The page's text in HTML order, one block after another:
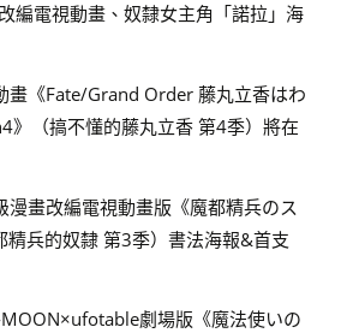
編電視動畫、奴隸女主角「諾拉」海
畫《Fate/Grand Order 藤丸立香はわ
》（搞不懂的藤丸立香 第4季）將在
漫畫改編電視動畫版《魔都精兵のス
精兵的奴隸 第3季）書法海報&首支
劇場版《魔法使いの